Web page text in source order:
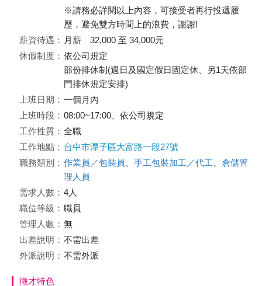
※請務必詳閱以上內容，可接受者再行投遞履
歷，避免雙方時間上的浪費，謝謝!
薪資待遇： 月薪 32,000 至 34,000元
休假制度： 依公司規定
部份排休制(週日及國定假日固定休、另1天依部
門排休規定安排)
上班日期： 一個月內
上班時段： 08:00~17:00、依公司規定
工作性質： 全職
工作地點： 台中市潭子區大富路一段27號
職務類別： 作業員／包裝員 手工包裝加工／代工
倉儲管
理人員
需求人數： 4人
職位等級： 職員
管理人數： 無
出差說明： 不需出差
外派說明： 不需外派
徵才特色